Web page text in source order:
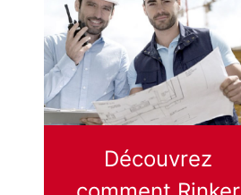
Découvrez